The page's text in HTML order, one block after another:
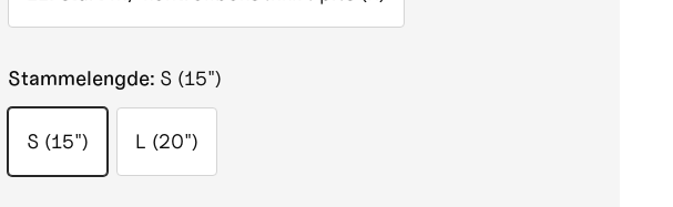
Stammelengde: S (15")
S (15") L (20")